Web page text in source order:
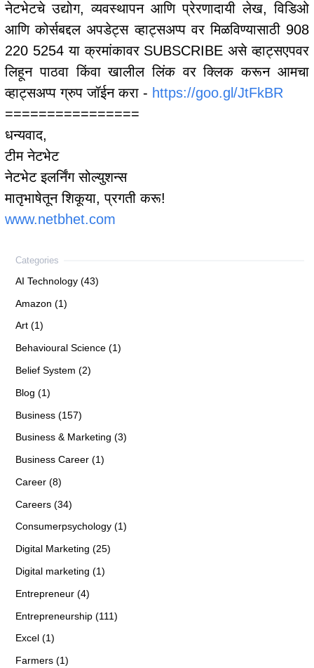
नेटभेटचे उद्योग, व्यवस्थापन आणि प्रेरणादायी लेख, विडिओ
आणि कोर्सबद्दल अपडेट्स व्हाट्सअप्प वर मिळविण्यासाठी 908
220 5254 या क्रमांकावर SUBSCRIBE असे व्हाट्सएपवर
लिहून पाठवा किंवा खालील लिंक वर क्लिक करून आमचा
व्हाट्सअप्प ग्रुप जॉईन करा - https://goo.gl/JtFkBR
================
धन्यवाद,
टीम नेटभेट
नेटभेट इलर्निंग सोल्युशन्स
मातृभाषेतून शिकूया, प्रगती करू!
www.netbhet.com
AI Technology (43)
Amazon (1)
Art (1)
Behavioural Science (1)
Belief System (2)
Blog (1)
Business (157)
Business & Marketing (3)
Business Career (1)
Career (8)
Careers (34)
Consumerpsychology (1)
Digital Marketing (25)
Digital marketing (1)
Entrepreneur (4)
Entrepreneurship (111)
Excel (1)
Farmers (1)